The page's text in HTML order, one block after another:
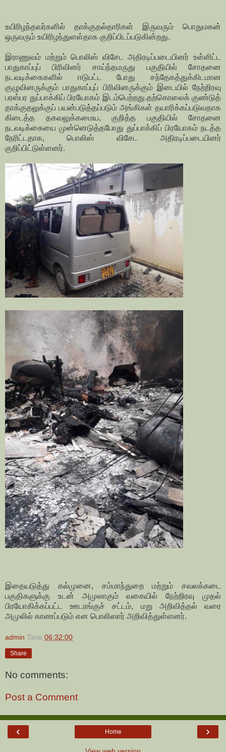
உயிரிழந்தவர்களில் தாக்குதல்தாரிகள் இருவரும் பொதுமகன்
ஒருவரும் உயிரிழந்துளள்தாக குறிப்பிடப்படுகின்றது.
இராணுவம் மற்றும் பொலிஸ் விசேட அதிரடிப்படையினர் உள்ளிட்ட
பாதுகாப்புப் பிரிவினர் சாய்ந்தமருது பகுதியில் சோதனை
நடவடிக்கைகளில் ஈடுபட்ட போது சந்தேகத்துக்கிடமான
குழுவினருக்கும் பாதுகாப்புப் பிரிவினருக்கும் இடையில் நேற்றிரவு
பரஸ்பர துப்பாக்கிப் பிரயோகம் இடம்பெற்றது.தற்கொலைக் குண்டுத்
தாக்குதலுக்குப் பயன்படுத்தப்படும் அங்கிகள் தயாரிக்கப்படுவதாக
கிடைத்த தகவலுக்கமைய, குறித்த பகுதியில் சோதனை
நடவடிக்கையை முன்னெடுத்தபோது துப்பாக்கிப் பிரயோகம் நடத்த
நேரிட்டதாக, பொலிஸ் விசேட அதிரடிப்படையினர்
குறிப்பிட்டுள்ளனர்.
இதையடுத்து கல்முனை, சம்மாந்துறை மற்றும் சவலக்கடை
பகுதிகளுக்கு உடன் அமுலாகும் வகையில் நேற்றிரவு முதல்
பிரயோகிக்கப்பட்ட ஊடரங்குச் சட்டம், மறு அறிவித்தல் வரை
அமுலில் காணப்படும் என பொலிஸார் அறிவித்துள்ளனர்.
admin Time 06:32:00
Share
No comments:
Post a Comment
‹ ›
Home